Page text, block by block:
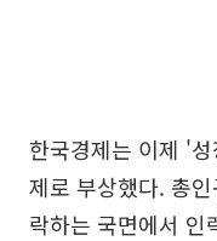
한국경제는 이제 '
제로 부상했다. 총
락하는 국면에서 인